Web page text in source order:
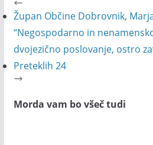
Župan Občine Dobrovnik,
“Negospodarno in
dvojezično poslovanje, ostro
Preteklih 24
Morda vam bo všeč tudi